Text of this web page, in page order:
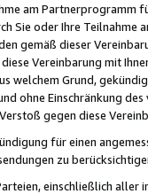
am
Sie oder Ihre
gemäß dieser
Vereinbarung mit
welchem Grund,
ohne Einschränkung
gegen diese
für einen
zu
einschließlich aller